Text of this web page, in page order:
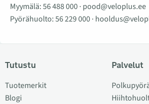
Myymälä:56 488 000· pood@veloplus.ee
Pyörähuolto:56 229 000·
Tutustu
Tuotemerkit
Blogi
Palvelut